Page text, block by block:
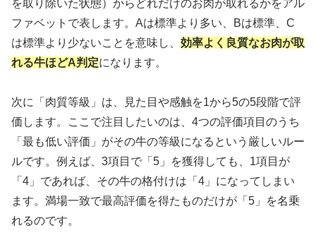
を取り除いた状態）からどれだけのお肉が取れるかをアル
ファベットで表します。Aは標準より多い、Bは標準、C
は標準より少ないことを意味し、 効率よく良質なお肉が取
れる牛ほどA判定になります。
次に「肉質等級」は、見た目や感触を1から5の5段階で評
価します。ここで注目したいのは、4つの評価項目のうち
「最も低い評価」がその牛の等級になるという厳しいルー
ルです。例えば、3項目で「5」を獲得しても、1項目が
「4」であれば、その牛の格付けは「4」になってしまい
ます。満場一致で最高評価を得たものだけが「5」を名乗
れるのです。